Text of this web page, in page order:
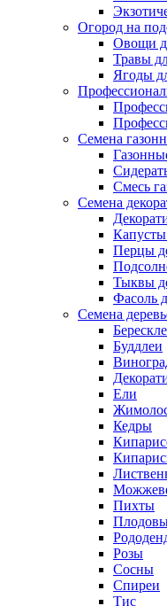
Огород на
Овощи
Травы
Ягоды
Семена
Смесь
Семена
Перцы
Тыквы
Фасоль
Семена
Буддлеи
Ели
Кедры
Пихты
Розы
Сосны
Спиреи
Тис